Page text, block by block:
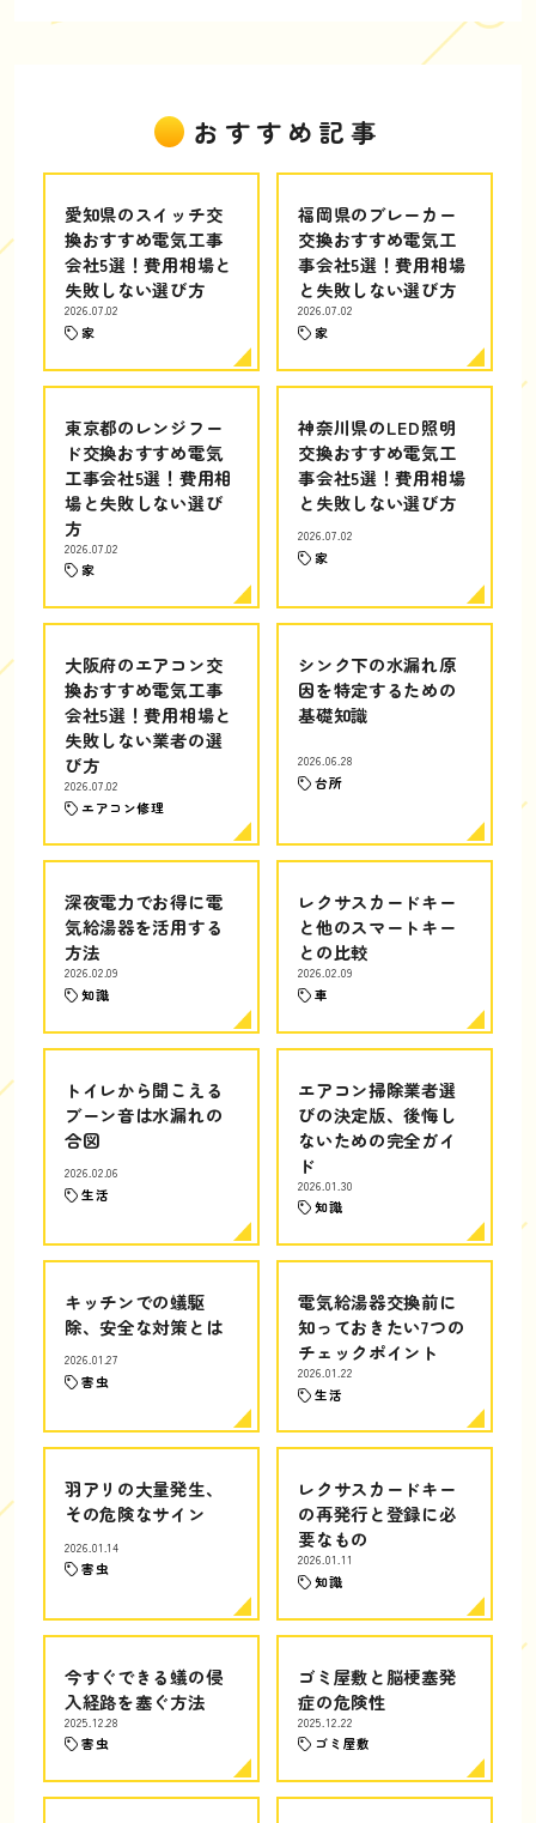
おすすめ記事
愛知県のスイッチ交
換おすすめ電気工事
会社5選！費用相場と
失敗しない選び方
2026.07.02
家
福岡県のブレーカー
交換おすすめ電気工
事会社5選！費用相場
と失敗しない選び方
2026.07.02
家
東京都のレンジフー
ド交換おすすめ電気
工事会社5選！費用相
場と失敗しない選び
方
2026.07.02
家
神奈川県のLED照明
交換おすすめ電気工
事会社5選！費用相場
と失敗しない選び方
2026.07.02
家
大阪府のエアコン交
換おすすめ電気工事
会社5選！費用相場と
失敗しない業者の選
び方
2026.07.02
エアコン修理
シンク下の水漏れ原
因を特定するための
基礎知識
2026.06.28
台所
深夜電力でお得に電
気給湯器を活用する
方法
2026.02.09
知識
レクサスカードキー
と他のスマートキー
との比較
2026.02.09
車
トイレから聞こえる
ブーン音は水漏れの
合図
2026.02.06
生活
エアコン掃除業者選
びの決定版、後悔し
ないための完全ガイ
ド
2026.01.30
知識
キッチンでの蟻駆
除、安全な対策とは
2026.01.27
害虫
電気給湯器交換前に
知っておきたい7つの
チェックポイント
2026.01.22
生活
羽アリの大量発生、
その危険なサイン
2026.01.14
害虫
レクサスカードキー
の再発行と登録に必
要なもの
2026.01.11
知識
今すぐできる蟻の侵
入経路を塞ぐ方法
2025.12.28
害虫
ゴミ屋敷と脳梗塞発
症の危険性
2025.12.22
ゴミ屋敷